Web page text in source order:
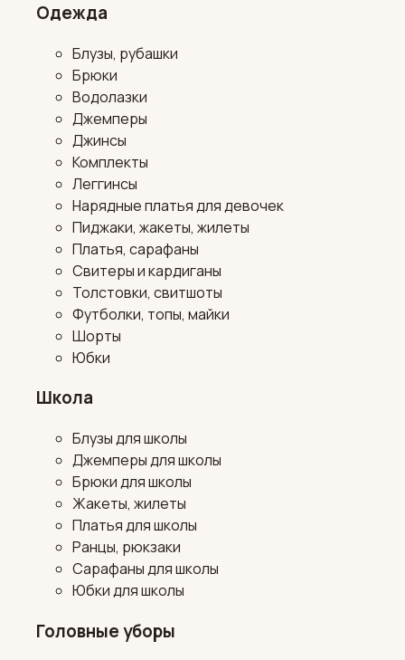
Одежда
Блузы, рубашки
Брюки
Водолазки
Джемперы
Джинсы
Комплекты
Леггинсы
Нарядные платья для девочек
Пиджаки, жакеты, жилеты
Платья, сарафаны
Свитеры и кардиганы
Толстовки, свитшоты
Футболки, топы, майки
Шорты
Юбки
Школа
Блузы для школы
Джемперы для школы
Брюки для школы
Жакеты, жилеты
Платья для школы
Ранцы, рюкзаки
Сарафаны для школы
Юбки для школы
Головные уборы